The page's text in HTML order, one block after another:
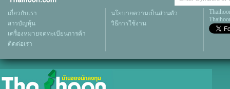
เกี่ยวกับเรา
สารบัญหุ้น
เครื่องหมายจดทะเบียนการค้า
ติดต่อเรา
นโยบายความเป็นส่วนตัว
วิธีการใช้งาน